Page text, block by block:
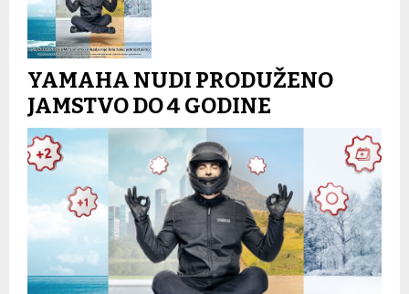
YAMAHA NUDI PRODUŽENO
JAMSTVO DO 4 GODINE